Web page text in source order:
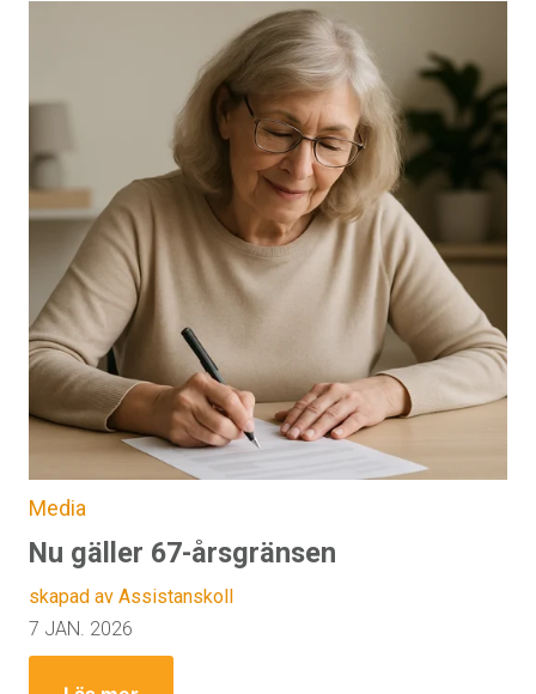
Media
Nu gäller 67-årsgränsen
skapad av Assistanskoll
7 JAN. 2026